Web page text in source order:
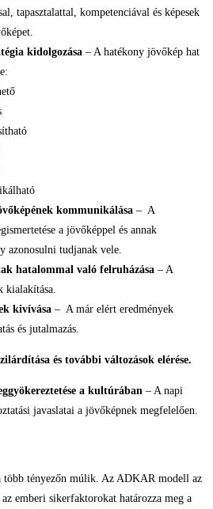
tapasztalattal, kompetenciával és képesek
kidolgozása – A hatékony jövőkép hat
kommunikálása – A
a jövőképpel és annak
azonosulni tudjanak vele.
hatalommal való felruházása – A
kialakítása.
kivívása – A már elért eredmények
és jutalmazás.
és további változások elérése.
a kultúrában – A napi
javaslatai a jövőképnek megfelelően.
több tényezőn múlik. Az ADKAR modell az
emberi sikerfaktorokat határozza meg a